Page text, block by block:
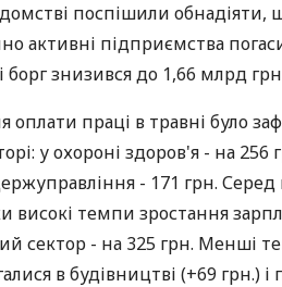
поспішили обнадіяти,
активні підприємства
борг знизився до 1,66 млрд
оплати праці в травні було
у охороні здоров'я - на 256
- 171 грн.
високі темпи зростання
сектор - на 325 грн. Менші
в будівництві (+69 грн.)